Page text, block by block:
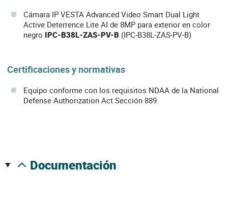
Cámara IP VESTA Advanced Video Smart Dual Light
Active Deterrence Lite AI de 8MP para exterior en color
negro IPC-B38L-ZAS-PV-B (IPC-B38L-ZAS-PV-B)
Certificaciones y normativas
Equipo conforme con los requisitos NDAA de la National
Defense Authorization Act Sección 889
documentación